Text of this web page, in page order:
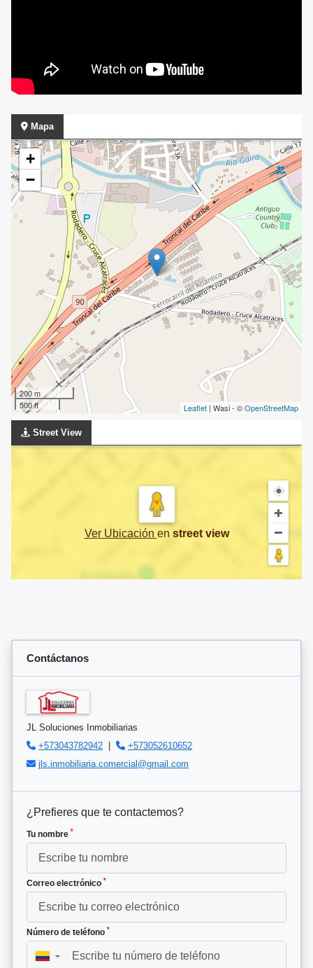
Mapa
+
−
200 m
500 ft
Leaflet | Wasi - ©OpenStreetMap
Street View
Ver Ubicación en street view
Contáctanos
JL Soluciones Inmobiliarias
+573043782942 |
+573052610652
jls.inmobiliaria.comercial@gmail.com
¿Prefieres que te contactemos?
Tu nombre *
Correo electrónico *
Número de teléfono *
▼